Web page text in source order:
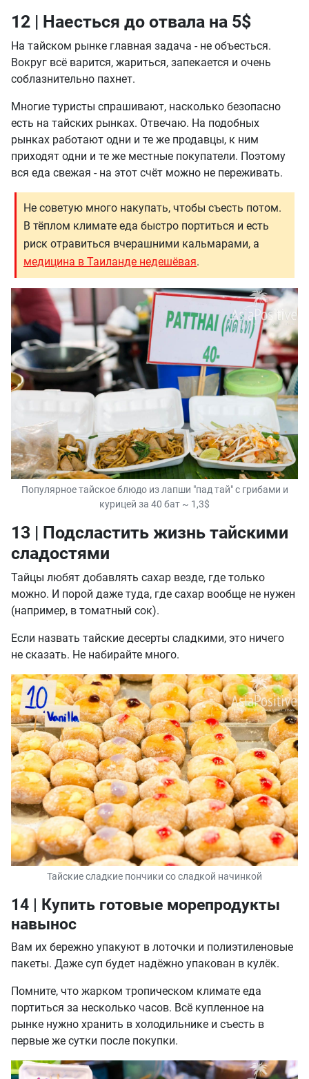
12 | Наесться до отвала на 5$
На тайском рынке главная задача - не объесться.
Вокруг всё варится, жариться, запекается и очень
соблазнительно пахнет.
Многие туристы спрашивают, насколько безопасно
есть на тайских рынках. Отвечаю. На подобных
рынках работают одни и те же продавцы, к ним
приходят одни и те же местные покупатели. Поэтому
вся еда свежая - на этот счёт можно не переживать.
Не советую много накупать, чтобы съесть потом.
В тёплом климате еда быстро портиться и есть
риск отравиться вчерашними кальмарами, а
медицина в Таиланде недешёвая.
Популярное тайское блюдо из лапши "пад тай" с грибами и
курицей за 40 бат ~ 1,3$
13 | Подсластить жизнь тайскими
сладостями
Тайцы любят добавлять сахар везде, где только
можно. И порой даже туда, где сахар вообще не нужен
(например, в томатный сок).
Если назвать тайские десерты сладкими, это ничего
не сказать. Не набирайте много.
Тайские сладкие пончики со сладкой начинкой
14 | Купить готовые морепродукты
навынос
Вам их бережно упакуют в лоточки и полиэтиленовые
пакеты. Даже суп будет надёжно упакован в кулёк.
Помните, что жарком тропическом климате еда
портиться за несколько часов. Всё купленное на
рынке нужно хранить в холодильнике и съесть в
первые же сутки после покупки.